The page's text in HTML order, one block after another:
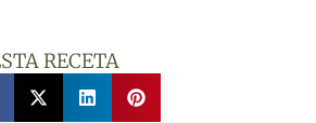
RECETA